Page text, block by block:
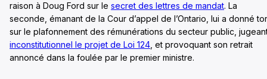
raison à Doug Ford sur le secret des lettres de mandat. La
seconde, émanant de la Cour d’appel de l’Ontario, lui a donné
sur le plafonnement des rémunérations du secteur public,
inconstitutionnel le projet de Loi 124 , et provoquant son retrait
annoncé dans la foulée par le premier ministre.